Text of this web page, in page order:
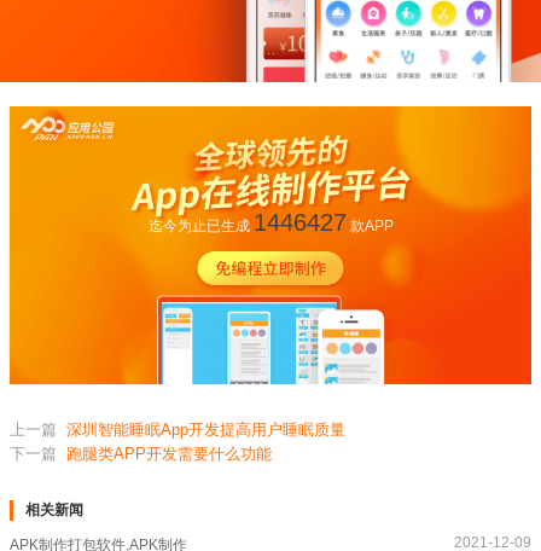
迄今为止已生成 1446427 款APP
上一篇 深圳智能睡眠App开发提高用户睡眠质量
下一篇
跑腿类APP开发需要什么功能
相关新闻
APK制作打包软件,APK制作 2021-12-09